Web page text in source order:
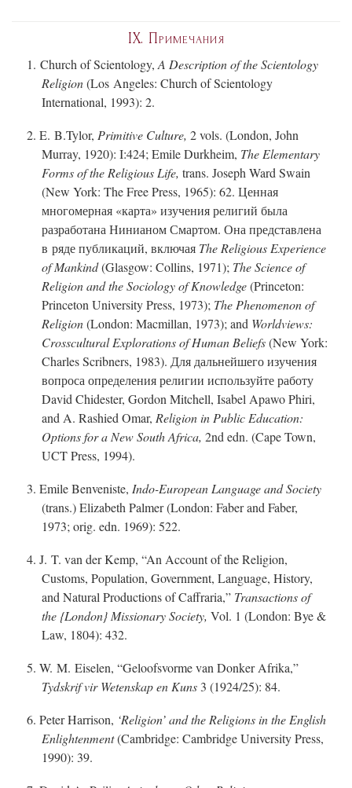
IX. Примечания
1. Church of Scientology, A Description of the Scientology
Religion(Los Angeles: Church of Scientology
International, 1993): 2.
2. E. B.Tylor, Primitive Culture, 2 vols. (London, John
Murray, 1920): I:424; Emile Durkheim, The Elementary
Forms of the Religious Life, trans. Joseph Ward Swain
(New York: The Free Press, 1965): 62. Ценная
многомерная «карта» изучения религий была
разработана Нинианом Смартом. Она представлена
в ряде публикаций, включая The Religious Experience
of Mankind(Glasgow: Collins, 1971); The Science of
Religion and the Sociology of Knowledge(Princeton:
Princeton University Press, 1973); The Phenomenon of
Religion(London: Macmillan, 1973); and Worldviews:
Crosscultural Explorations of Human Beliefs(New York:
Charles Scribners, 1983). Для дальнейшего изучения
вопроса определения религии используйте работу
David Chidester, Gordon Mitchell, Isabel Apawo Phiri,
and A. Rashied Omar, Religion in Public Education:
Options for a New South Africa, 2nd edn. (Cape Town,
UCT Press, 1994).
3. Emile Benveniste, Indo-European Language and Society
(trans.) Elizabeth Palmer (London: Faber and Faber,
1973; orig. edn. 1969): 522.
4. J. T. van der Kemp, “An Account of the Religion,
Customs, Population, Government, Language, History,
and Natural Productions of Caffraria,” Transactions of
the {London} Missionary Society, Vol. 1 (London: Bye &
Law, 1804): 432.
5. W. M. Eiselen, “Geloofsvorme van Donker Afrika,”
Tydskrif vir Wetenskap en Kuns 3 (1924/25): 84.
6. Peter Harrison, ‘Religion’ and the Religions in the English
Enlightenment(Cambridge: Cambridge University Press,
1990): 39.